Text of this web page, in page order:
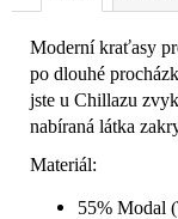
Moderní kraťasy
po dlouhé
jste u Chillazu
nabíraná látka
Materiál:
55% Modal